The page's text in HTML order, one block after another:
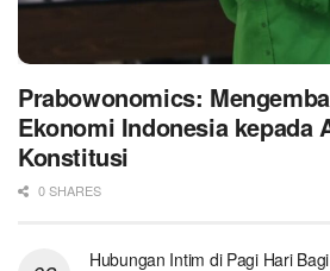
Prabowonomics:
Ekonomi Indonesia kepada
Konstitusi
0 SHARES
Hubungan Intim di Pagi Hari